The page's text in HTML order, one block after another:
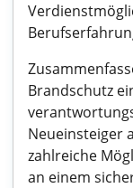
Brandschutz
Neueinsteiger
zahlreiche
an einem